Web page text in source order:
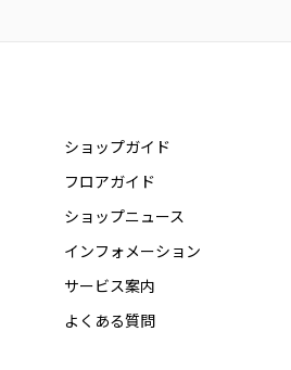
ショップガイド
フロアガイド
ショップニュース
インフォメーション
サービス案内
よくある質問